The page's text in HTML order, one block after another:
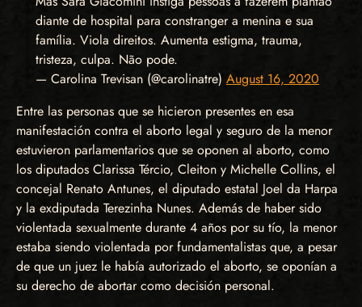
diante de hospital para constranger a menina e sua
família. Viola direitos. Aumenta estigma, trauma,
tristeza, culpa. Não pode.
— Carolina Trevisan (@carolinatre) August 16, 2020
Entre las personas que se hicieron presentes en esa
manifestación contra el aborto legal y seguro de la menor
estuvieron parlamentarios que se oponen al aborto, como
los diputados Clarissa Tércio, Cleiton y Michelle Collins, el
concejal Renato Antunes, el diputado estatal Joel da Harpa
y la exdiputada Terezinha Nunes. Además de haber sido
violentada sexualmente durante 4 años por su tío, la menor
estaba siendo violentada por fundamentalistas que, a pesar
de que un juez le había autorizado el aborto, se oponían a
su derecho de abortar como decisión personal.